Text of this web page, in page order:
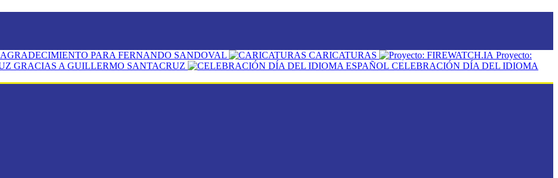
AGRADECIMIENTO PARA FERNANDO SANDOVAL
CARICATURAS
Proyecto:
GRACIAS A GUILLERMO SANTACRUZ
CELEBRACIÓN DÍA DEL IDIOMA